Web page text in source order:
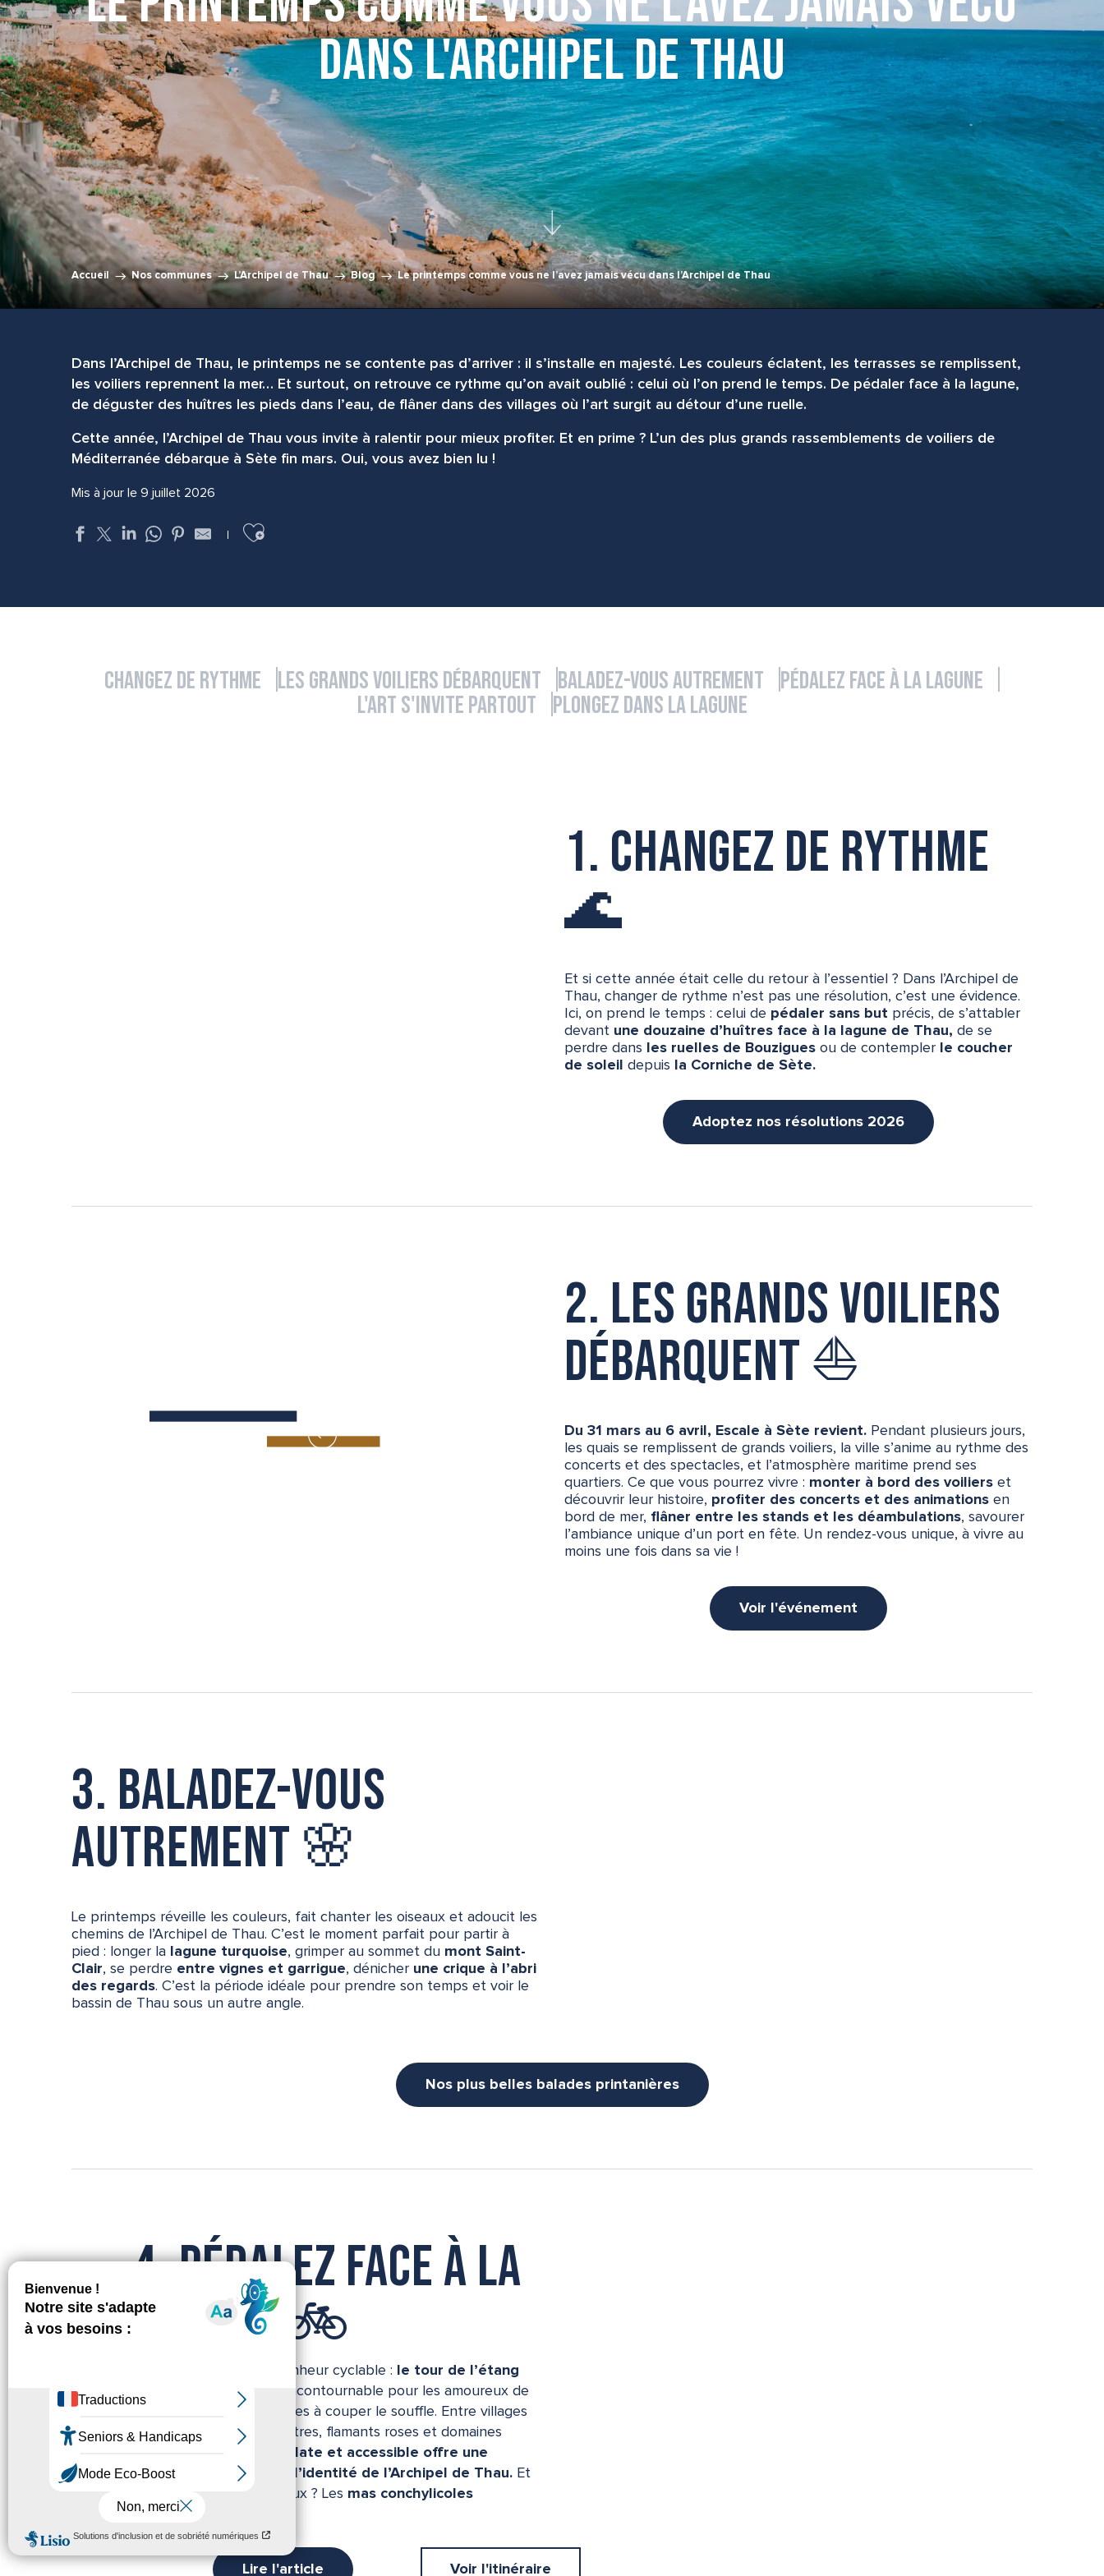
dans l'Archipel de Thau
Accueil Nos communes L’Archipel de Thau Blog Le printemps comme vous ne l’avez jamais vécu dans l’Archipel de Thau
Dans l’Archipel de Thau, le printemps ne se contente pas d’arriver : il s’installe en majesté. Les couleurs éclatent, les terrasses se remplissent,
les voiliers reprennent la mer… Et surtout, on retrouve ce rythme qu’on avait oublié : celui où l’on prend le temps. De pédaler face à la lagune,
de déguster des huîtres les pieds dans l’eau, de flâner dans des villages où l’art surgit au détour d’une ruelle.
Cette année, l’Archipel de Thau vous invite à ralentir pour mieux profiter. Et en prime ? L’un des plus grands rassemblements de voiliers de
Méditerranée débarque à Sète fin mars. Oui, vous avez bien lu !
Mis à jour le 9 juillet 2026
Ajouter aux favoris
Changez de rythme Les grands voiliers débarquent Baladez-vous autrement
Pédalez face à la lagune
L'art s'invite partout
Plongez dans la lagune
1. Changez de rythme
🌊
Et si cette année était celle du retour à l’essentiel ? Dans l’Archipel de
Thau, changer de rythme n’est pas une résolution, c’est une évidence.
Ici, on prend le temps : celui de pédaler sans but précis, de s’attabler
devant une douzaine d’huîtres face à la lagune de Thau, de se
perdre dans les ruelles de Bouzigues ou de contempler
le coucher
de soleil depuis la Corniche de Sète.
Adoptez nos résolutions 2026
2. Les grands voiliers
débarquent ⛵
Du 31 mars au 6 avril, Escale à Sète revient. Pendant plusieurs jours,
les quais se remplissent de grands voiliers, la ville s’anime au rythme des
concerts et des spectacles, et l’atmosphère maritime prend ses
quartiers. Ce que vous pourrez vivre : monter à bord des voiliers et
découvrir leur histoire, profiter des concerts et des animations en
bord de mer, flâner entre les stands et les déambulations, savourer
l’ambiance unique d’un port en fête. Un rendez-vous unique, à vivre au
moins une fois dans sa vie !
Voir l'événement
3. Baladez-vous
autrement 🌸
Le printemps réveille les couleurs, fait chanter les oiseaux et adoucit les
chemins de l’Archipel de Thau. C’est le moment parfait pour partir à
pied : longer la
lagune turquoise, grimper au sommet du mont Saint-
Clair, se perdre entre vignes et garrigue, dénicher une crique à l’abri
des regards. C’est la période idéale pour prendre son temps et voir le
bassin de Thau sous un autre angle.
Nos plus belles balades printanières
4. Pédalez face à la
lagune 🚲
54 kilomètres de pur bonheur cyclable : le tour de l’étang
est un incontournable pour les amoureux de
deux-roues et de paysages à couper le souffle. Entre villages
de caractère, parcs à huîtres, flamants roses et domaines
cette boucle plate et accessible offre une
immersion totale dans l’identité de l’Archipel de Thau. Et
si vous avez un petit creux ? Les mas conchylicoles
n’attendent que vous.
Lire l'article Voir l'itinéraire